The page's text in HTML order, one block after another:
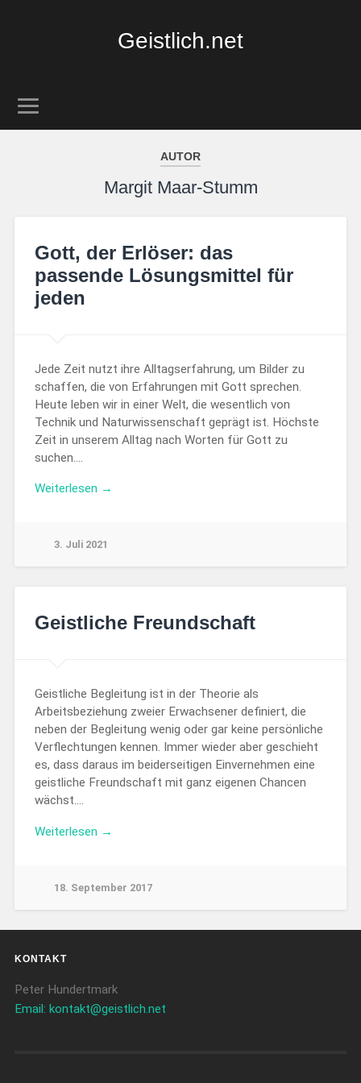
Geistlich.net
AUTOR
Margit Maar-Stumm
Gott, der Erlöser: das
passende Lösungsmittel für
jeden
Jede Zeit nutzt ihre Alltagserfahrung, um Bilder zu
schaffen, die von Erfahrungen mit Gott sprechen.
Heute leben wir in einer Welt, die wesentlich von
Technik und Naturwissenschaft geprägt ist. Höchste
Zeit in unserem Alltag nach Worten für Gott zu
suchen….
Weiterlesen →
3. Juli 2021
Geistliche Freundschaft
Geistliche Begleitung ist in der Theorie als
Arbeitsbeziehung zweier Erwachsener definiert, die
neben der Begleitung wenig oder gar keine persönliche
Verflechtungen kennen. Immer wieder aber geschieht
es, dass daraus im beiderseitigen Einvernehmen eine
geistliche Freundschaft mit ganz eigenen Chancen
wächst….
Weiterlesen →
18. September 2017
KONTAKT
Peter Hundertmark
Email: kontakt@geistlich.net